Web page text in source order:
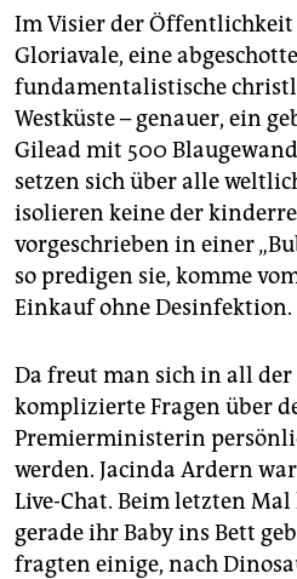
Im Visier der
Gloriavale, eine
fundamentalistische
Westküste – genauer, ein
Gilead mit 500
setzen sich über alle
isolieren keine der
vorgeschrieben in einer
so predigen sie, komme
Einkauf ohne Desinfektion.
Da freut man sich in all
komplizierte Fragen über
Premierministerin
werden. Jacinda Ardern
Live-Chat. Beim letzten Mal
gerade ihr Baby ins Bett
fragten einige, nach